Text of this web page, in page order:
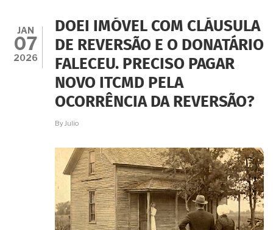
JAN
07
2026
DOEI IMÓVEL COM CLÁUSULA
DE REVERSÃO E O DONATÁRIO
FALECEU. PRECISO PAGAR
NOVO ITCMD PELA
OCORRÊNCIA DA REVERSÃO?
By Julio